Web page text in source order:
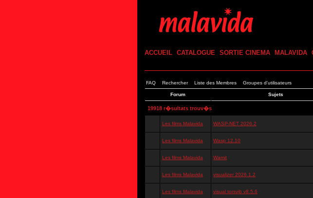
ACCUEIL CATALOGUE SORTIE CINEMA MALAVIDA
FAQ Rechercher Liste des Membres Groupes d'utilisateurs
Forum Sujets
19918 r�sultats trouv�s
Les films Malavida WASP-NET 2026.2
Les films Malavida Wasp 12.10
Les films Malavida Wamit
Les films Malavida visualizer 2026.1.2
Les films Malavida visual torsvib v8.5.6